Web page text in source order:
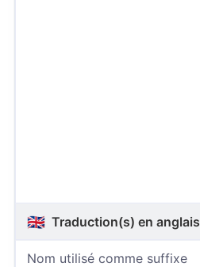
🇬🇧 Traduction(s) en anglais
Nom utilisé comme suffixe